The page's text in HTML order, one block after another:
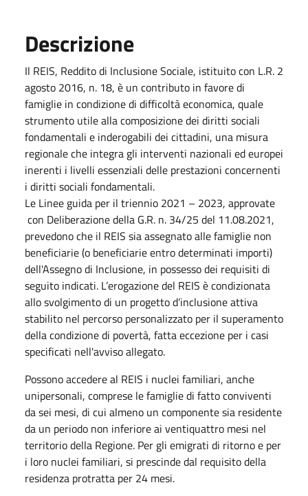
Descrizione
Il REIS, Reddito di Inclusione Sociale, istituito con L.R. 2
agosto 2016, n. 18, è un contributo in favore di
famiglie in condizione di difficoltà economica, quale
strumento utile alla composizione dei diritti sociali
fondamentali e inderogabili dei cittadini, una misura
regionale che integra gli interventi nazionali ed europei
inerenti i livelli essenziali delle prestazioni concernenti
i diritti sociali fondamentali.
Le Linee guida per il triennio 2021 – 2023, approvate
con Deliberazione della G.R. n. 34/25 del 11.08.2021,
prevedono che il REIS sia assegnato alle famiglie non
beneficiarie (o beneficiarie entro determinati importi)
dell'Assegno di Inclusione, in possesso dei requisiti di
seguito indicati. L’erogazione del REIS è condizionata
allo svolgimento di un progetto d’inclusione attiva
stabilito nel percorso personalizzato per il superamento
della condizione di povertà, fatta eccezione per i casi
specificati nell'avviso allegato.
Possono accedere al REIS i nuclei familiari, anche
unipersonali, comprese le famiglie di fatto conviventi
da sei mesi, di cui almeno un componente sia residente
da un periodo non inferiore ai ventiquattro mesi nel
territorio della Regione. Per gli emigrati di ritorno e per
i loro nuclei familiari, si prescinde dal requisito della
residenza protratta per 24 mesi.